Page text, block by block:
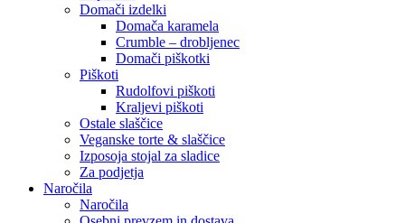
Domači izdelki
Domača karamela
Crumble – drobljenec
Domači piškotki
Piškoti
Rudolfovi piškoti
Kraljevi piškoti
Ostale slaščice
Veganske torte & slaščice
Izposoja stojal za sladice
Za podjetja
Naročila
Naročila